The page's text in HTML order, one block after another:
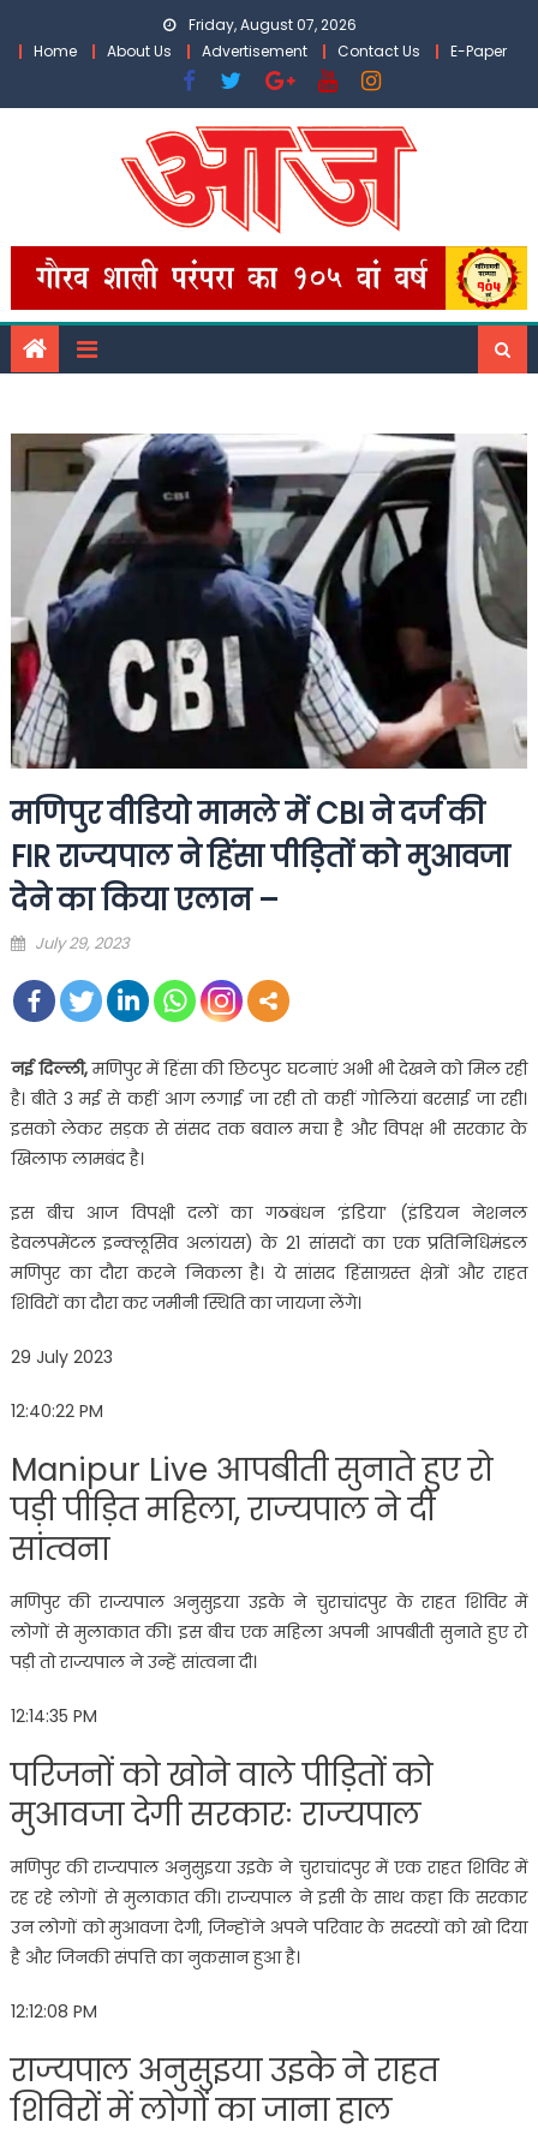
Friday, August 07, 2026
Home
About Us Advertisement Contact Us E-Paper
मणिपुर वीडियो मामले में CBI ने दर्ज की
FIR राज्यपाल ने हिंसा पीड़ितों को मुआवजा
देने का किया एलान –
Posted
July 29, 2023
नई दिल्ली,मणिपुर में हिंसा की छिटपुट घटनाएं अभी भी देखने को मिल रही
है। बीते 3 मई से कहीं आग लगाई जा रही तो कहीं गोलियां बरसाई जा रही।
इसको लेकर सड़क से संसद तक बवाल मचा है और विपक्ष भी सरकार के
खिलाफ लामबंद है।
इस बीच आज विपक्षी दलों का गठबंधन ‘इंडिया’ (इंडियन नेशनल
डेवलपमेंटल इन्क्लूसिव अलांयस) के 21 सांसदों का एक प्रतिनिधिमंडल
मणिपुर का दौरा करने निकला है। ये सांसद हिंसाग्रस्त क्षेत्रों और राहत
शिविरों का दौरा कर जमीनी स्थिति का जायजा लेंगे।
29 July 2023
12:40:22 PM
Manipur Live आपबीती सुनाते हुए रो
पड़ी पीड़ित महिला, राज्यपाल ने दी
सांत्वना
मणिपुर की राज्यपाल अनुसुइया उइके ने चुराचांदपुर के राहत शिविर में
लोगों से मुलाकात की। इस बीच एक महिला अपनी आपबीती सुनाते हुए रो
पड़ी तो राज्यपाल ने उन्हें सांत्वना दी।
12:14:35 PM
परिजनों को खोने वाले पीड़ितों को
मुआवजा देगी सरकारः राज्यपाल
मणिपुर की राज्यपाल अनुसुइया उइके ने चुराचांदपुर में एक राहत शिविर में
रह रहे लोगों से मुलाकात की। राज्यपाल ने इसी के साथ कहा कि सरकार
उन लोगों को मुआवजा देगी, जिन्होंने अपने परिवार के सदस्यों को खो दिया
है और जिनकी संपत्ति का नुकसान हुआ है।
12:12:08 PM
राज्यपाल अनुसुइया उइके ने राहत
शिविरों में लोगों का जाना हाल